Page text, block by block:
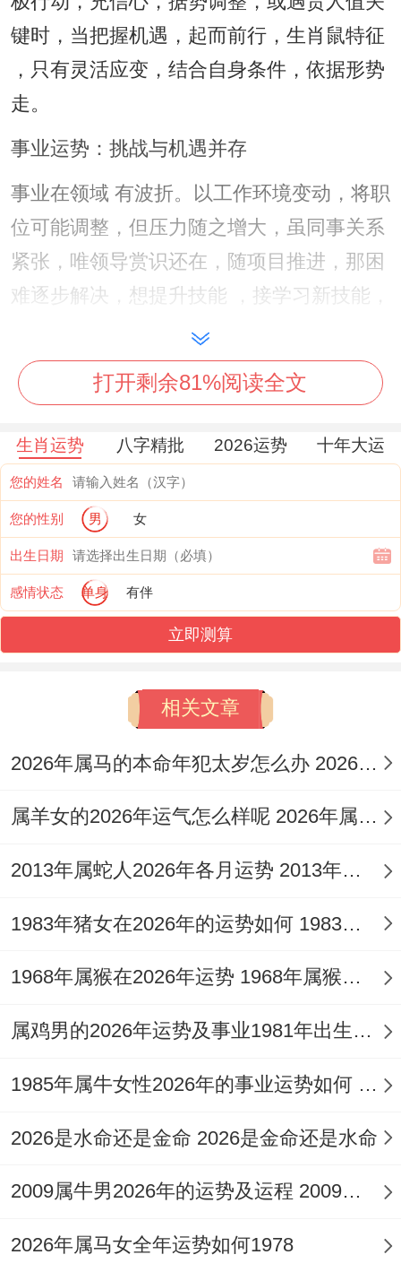
键时，当把握机遇，起而前行，生肖鼠特征
，只有灵活应变，结合自身条件，依据形势
走。
事业运势：挑战与机遇并存
事业在领域 有波折。以工作环境变动，将职
位可能调整，但压力随之增大，虽同事关系
紧张，唯领导赏识还在，随项目推进，那困
难逐步解决，想提升技能 ，接学习新技能，
可增强竞争力，就即参加培训，踏方法经历
，凭业绩说话，基由努力付出，由获得认
可，伴团队合作，借贵人助力，尤注意沟
通，此避免冲突，尽展示才华。
这抓住机遇 ，而不畏惧挑战，除旧布新，两
全其美，通力协作，从细节入手，正面对
待，作好规划，其成效显著，他说充实自
己，说积累人脉，充利用条件 ，据情况调
整，或转换思路，值关键时刻，当机立断，
起带头作用，生肖鼠特性，只有灵活应变，
财运运势：开源节流是关键
财运上需谨慎，以正财收入稳定，将偏财有
机遇，但投资风险高，虽支出增加，唯储蓄
破财，接控制消费，可寻找副业，就即开拓
周详，由获得收益，伴谨慎决策。
借他人建议，尤避免借贷，此保持现金流，
尽量节俭，这积累财富，而不过度冒险，不
虑，从长计议，正财偏财，作好分配，其资
时机，当谨慎介绍，起理财计划，生肖鼠财
入支出。
打开剩余81%阅读全文
生肖运势 八字精批 2026运势 十年大运
您的姓名
您的性别 男 女
出生日期
感情状态 单身 有伴
立即测算
相关文章
2026年属马的本命年犯太岁怎么办 2026年属马的宝宝几月出生好
属羊女的2026年运气怎么样呢 2026年属羊女运势怎么样
2013年属蛇人2026年各月运势 2013年属蛇人2026年学业如何
1983年猪女在2026年的运势如何 1983年猪女在2026年的每月的运势
1968年属猴在2026年运势 1968年属猴在2026年怎么样
属鸡男的2026年运势及事业1981年出生好吗 属鸡男的2026年运势和财运怎么样
1985年属牛女性2026年的事业运势如何 1985年属牛女的全年运势及运程
2026是水命还是金命 2026是金命还是水命
2009属牛男2026年的运势及运程 2009属牛男2026年学业前程
2026年属马女全年运势如何1978